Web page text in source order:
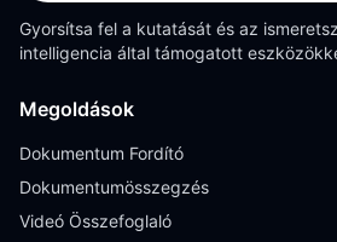
Gyorsítsa fel a kutatását és az
intelligencia által támogatott
Megoldások
Dokumentum Fordító
Dokumentumösszegzés
Videó Összefoglaló